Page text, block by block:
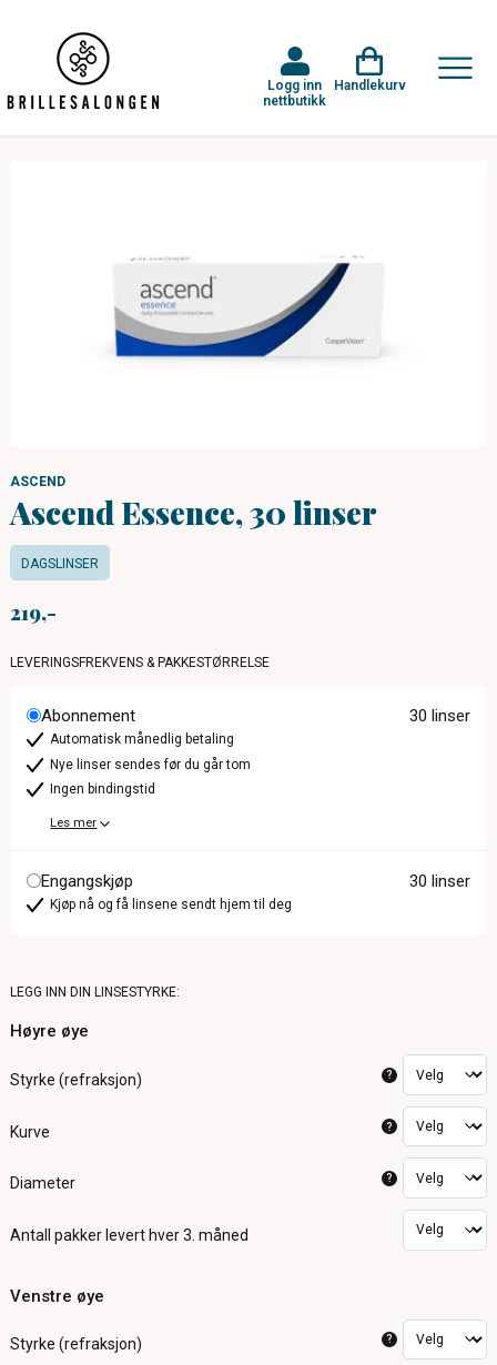
Logg inn
nettbutikk
Handlekurv
ASCEND
Ascend Essence, 30 linser
DAGSLINSER
219
LEVERINGSFREKVENS & PAKKESTØRRELSE
Abonnement 30 linser
Automatisk månedlig betaling
Nye linser sendes før du går tom
Ingen bindingstid
Les mer
Engangskjøp 30 linser
Kjøp nå og få linsene sendt hjem til deg
LEGG INN DIN LINSESTYRKE:
Høyre øye
Styrke (refraksjon) ?
Kurve ?
Diameter ?
Antall pakker levert hver 3. måned
Venstre øye
Styrke (refraksjon) ?